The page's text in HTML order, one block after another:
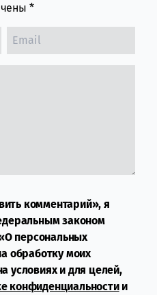
*
комментарий», я
законом
персональных
обработку моих
условиях и для целей,
конфиденциальностии